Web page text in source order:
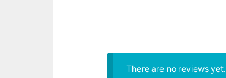
There are no reviews yet.